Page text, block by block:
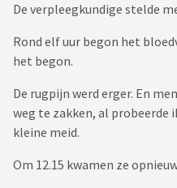
De verpleegkundige stelde
Rond elf uur begon het
het begon.
De rugpijn werd erger. En
weg te zakken, al probeerde
kleine meid.
Om 12.15 kwamen ze